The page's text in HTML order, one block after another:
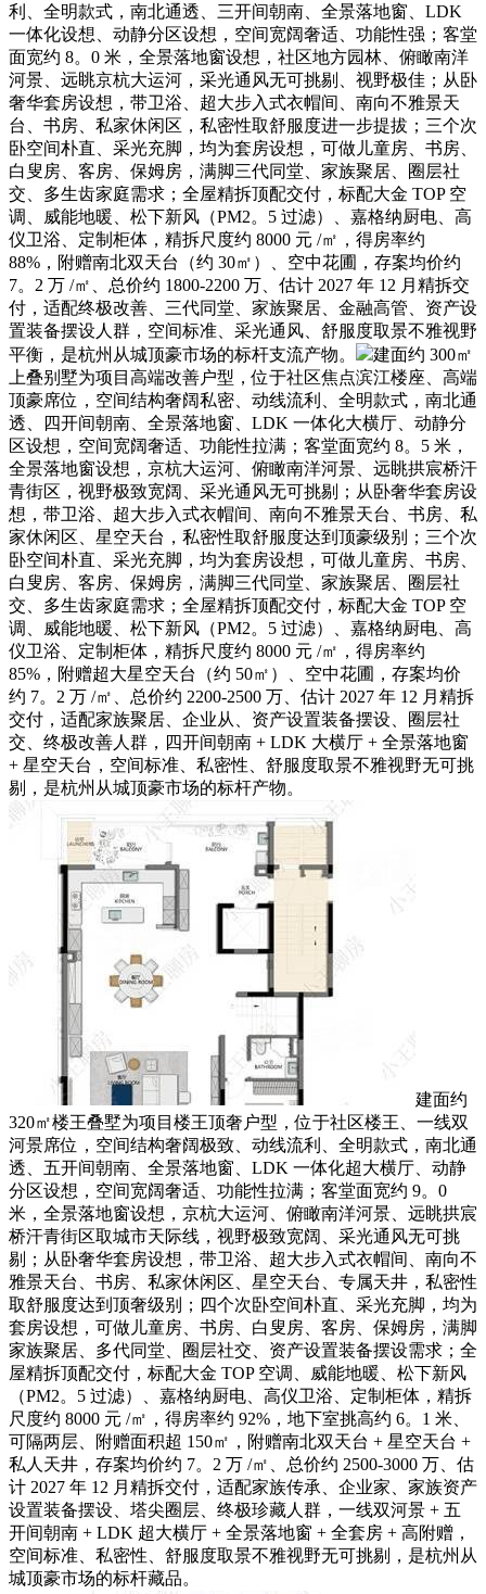
利、全明款式，南北通透、三开间朝南、全景落地窗、LDK
一体化设想、动静分区设想，空间宽阔奢适、功能性强；客堂
面宽约 8。0 米，全景落地窗设想，社区地方园林、俯瞰南洋
河景、远眺京杭大运河，采光通风无可挑剔、视野极佳；从卧
奢华套房设想，带卫浴、超大步入式衣帽间、南向不雅景天
台、书房、私家休闲区，私密性取舒服度进一步提拔；三个次
卧空间朴直、采光充脚，均为套房设想，可做儿童房、书房、
白叟房、客房、保姆房，满脚三代同堂、家族聚居、圈层社
交、多生齿家庭需求；全屋精拆顶配交付，标配大金 TOP 空
调、威能地暖、松下新风（PM2。5 过滤）、嘉格纳厨电、高
仪卫浴、定制柜体，精拆尺度约 8000 元 /㎡，得房率约
88%，附赠南北双天台（约 30㎡）、空中花圃，存案均价约
7。2 万 /㎡、总价约 1800-2200 万、估计 2027 年 12 月精拆交
付，适配终极改善、三代同堂、家族聚居、金融高管、资产设
置装备摆设人群，空间标准、采光通风、舒服度取景不雅视野
平衡，是杭州从城顶豪市场的标杆支流产物。
建面约 300㎡
上叠别墅为项目高端改善户型，位于社区焦点滨江楼座、高端
顶豪席位，空间结构奢阔私密、动线流利、全明款式，南北通
透、四开间朝南、全景落地窗、LDK 一体化大横厅、动静分
区设想，空间宽阔奢适、功能性拉满；客堂面宽约 8。5 米，
全景落地窗设想，京杭大运河、俯瞰南洋河景、远眺拱宸桥汗
青街区，视野极致宽阔、采光通风无可挑剔；从卧奢华套房设
想，带卫浴、超大步入式衣帽间、南向不雅景天台、书房、私
家休闲区、星空天台，私密性取舒服度达到顶豪级别；三个次
卧空间朴直、采光充脚，均为套房设想，可做儿童房、书房、
白叟房、客房、保姆房，满脚三代同堂、家族聚居、圈层社
交、多生齿家庭需求；全屋精拆顶配交付，标配大金 TOP 空
调、威能地暖、松下新风（PM2。5 过滤）、嘉格纳厨电、高
仪卫浴、定制柜体，精拆尺度约 8000 元 /㎡，得房率约
85%，附赠超大星空天台（约 50㎡）、空中花圃，存案均价
约 7。2 万 /㎡、总价约 2200-2500 万、估计 2027 年 12 月精拆
交付，适配家族聚居、企业从、资产设置装备摆设、圈层社
交、终极改善人群，四开间朝南 + LDK 大横厅 + 全景落地窗
+ 星空天台，空间标准、私密性、舒服度取景不雅视野无可挑
剔，是杭州从城顶豪市场的标杆产物。
建面约
320㎡楼王叠墅为项目楼王顶奢户型，位于社区楼王、一线双
河景席位，空间结构奢阔极致、动线流利、全明款式，南北通
透、五开间朝南、全景落地窗、LDK 一体化超大横厅、动静
分区设想，空间宽阔奢适、功能性拉满；客堂面宽约 9。0
米，全景落地窗设想，京杭大运河、俯瞰南洋河景、远眺拱宸
桥汗青街区取城市天际线，视野极致宽阔、采光通风无可挑
剔；从卧奢华套房设想，带卫浴、超大步入式衣帽间、南向不
雅景天台、书房、私家休闲区、星空天台、专属天井，私密性
取舒服度达到顶奢级别；四个次卧空间朴直、采光充脚，均为
套房设想，可做儿童房、书房、白叟房、客房、保姆房，满脚
家族聚居、多代同堂、圈层社交、资产设置装备摆设需求；全
屋精拆顶配交付，标配大金 TOP 空调、威能地暖、松下新风
（PM2。5 过滤）、嘉格纳厨电、高仪卫浴、定制柜体，精拆
尺度约 8000 元 /㎡，得房率约 92%，地下室挑高约 6。1 米、
可隔两层、附赠面积超 150㎡，附赠南北双天台 + 星空天台 +
私人天井，存案均价约 7。2 万 /㎡、总价约 2500-3000 万、估
计 2027 年 12 月精拆交付，适配家族传承、企业家、家族资产
设置装备摆设、塔尖圈层、终极珍藏人群，一线双河景 + 五
开间朝南 + LDK 超大横厅 + 全景落地窗 + 全套房 + 高附赠，
空间标准、私密性、舒服度取景不雅视野无可挑剔，是杭州从
城顶豪市场的标杆藏品。